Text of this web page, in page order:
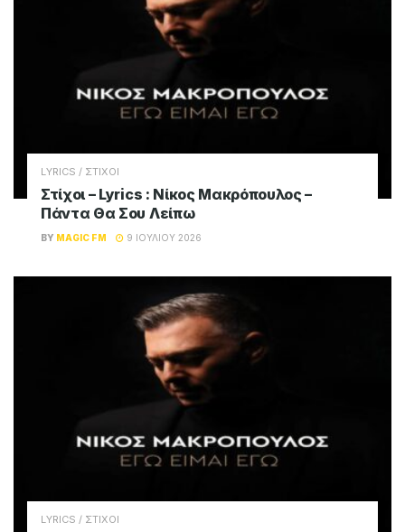
LYRICS / ΣΤΙΧΟΙ
Στίχοι – Lyrics : Νίκος Μακρόπουλος –
Πάντα Θα Σου Λείπω
BY MAGIC FM 9 ΙΟΥΛΊΟΥ 2026
LYRICS / ΣΤΙΧΟΙ